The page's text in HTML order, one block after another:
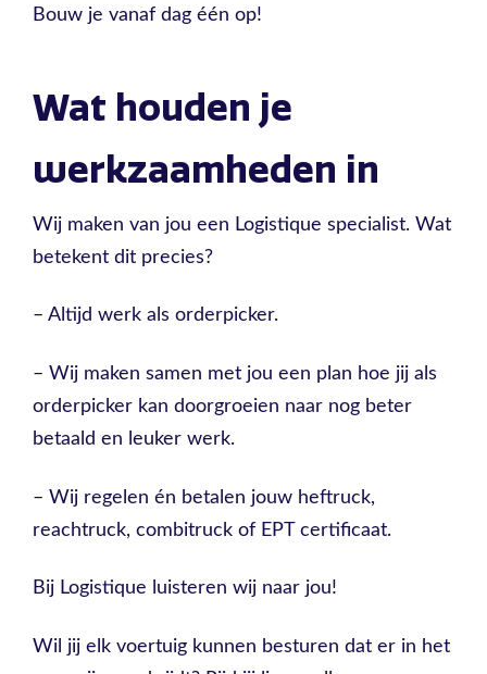
Bouw je vanaf dag één op!
Wat houden je
werkzaamheden in
Wij maken van jou een Logistique specialist. Wat
betekent dit precies?
– Altijd werk als orderpicker.
– Wij maken samen met jou een plan hoe jij als
orderpicker kan doorgroeien naar nog beter
betaald en leuker werk.
– Wij regelen én betalen jouw heftruck,
reachtruck, combitruck of EPT certificaat.
Bij Logistique luisteren wij naar jou!
Wil jij elk voertuig kunnen besturen dat er in het